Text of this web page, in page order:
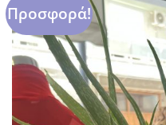
Προσφορά!